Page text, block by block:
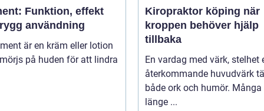
Funktion, effekt
användning
är en kräm eller lotion
på huden för att lindra
Kiropraktor köping när
kroppen behöver hjälp
tillbaka
En vardag med värk, stelhet
återkommande huvudvärk
både ork och humör. Många
länge ...